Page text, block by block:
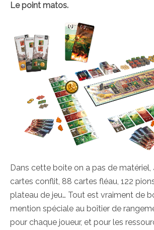
Le point matos.
Dans cette boite on a pas de matériel,
cartes conflit, 88 cartes fléau, 122
plateau de jeu… Tout est vraiment de
mention spéciale au boîtier de
pour chaque joueur, et pour les